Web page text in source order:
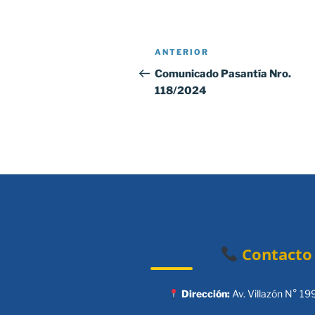
Navegación
de
entradas
Entrada
anterior:
ANTERIOR
Comunicado Pasantía Nro.
118/2024
Contacto
Dirección:Av. Villazón N°